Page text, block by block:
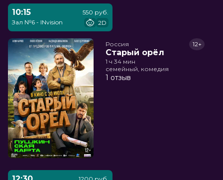
10:15
Зал №6 - INvision
550 руб.
2D
Россия
Старый орёл
12+
1 ч 34 мин
семейный, комедия
1 отзыв
1200 руб.